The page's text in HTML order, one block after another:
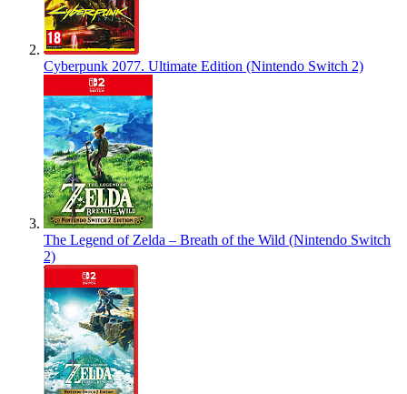
Cyberpunk 2077. Ultimate Edition (Nintendo Switch 2)
The Legend of Zelda – Breath of the Wild (Nintendo Switch
2)